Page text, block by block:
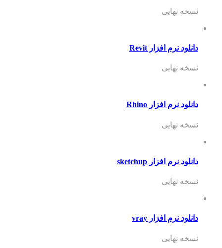
نسخه نهایی
دانلود نرم افزار Revit
نسخه نهایی
دانلود نرم افزار Rhino
نسخه نهایی
دانلود نرم افزار sketchup
نسخه نهایی
دانلود نرم افزار vray
نسخه نهایی